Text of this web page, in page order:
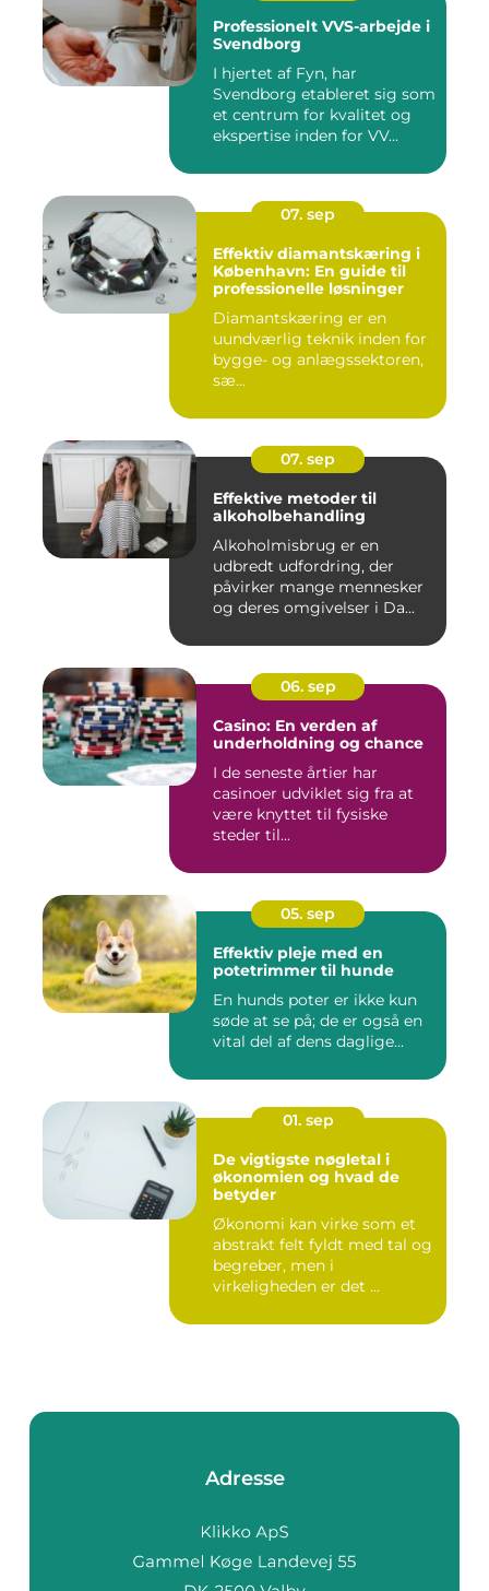
Professionelt VVS-arbejde i
Svendborg
I hjertet af Fyn, har
Svendborg etableret sig som
et centrum for kvalitet og
ekspertise inden for VV...
07. sep
Effektiv diamantskæring i
København: En guide til
professionelle løsninger
Diamantskæring er en
uundværlig teknik inden for
bygge- og anlægssektoren,
sæ...
07. sep
Effektive metoder til
alkoholbehandling
Alkoholmisbrug er en
udbredt udfordring, der
påvirker mange mennesker
og deres omgivelser i Da...
06. sep
Casino: En verden af
underholdning og chance
I de seneste årtier har
casinoer udviklet sig fra at
være knyttet til fysiske
steder til...
05. sep
Effektiv pleje med en
potetrimmer til hunde
En hunds poter er ikke kun
søde at se på; de er også en
vital del af dens daglige...
01. sep
De vigtigste nøgletal i
økonomien og hvad de
betyder
Økonomi kan virke som et
abstrakt felt fyldt med tal og
begreber, men i
virkeligheden er det ...
Adresse